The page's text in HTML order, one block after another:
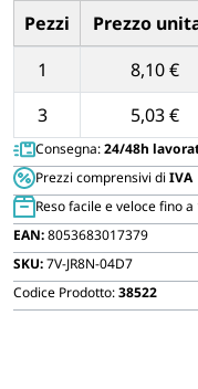
quantità
Tabella dei prezzi
Pezzi Prezzo
1
8,10 €
3
5,03 €
Consegna:24/48h
Prezzi comprensivi di IVA
Reso facile e veloce fino a
EAN:8053683017379
SKU:7V-JR8N-04D7
Codice Prodotto:38522